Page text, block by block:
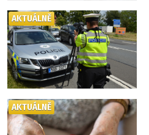
AKTUÁLNĚ
AKTUÁLNĚ